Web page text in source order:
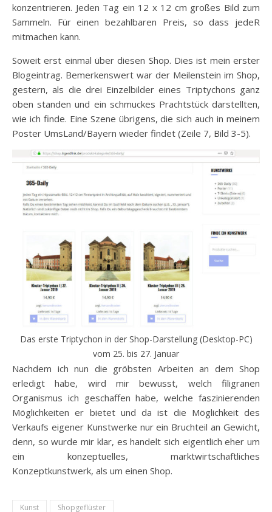
konzentrieren. Jeden Tag ein 12 x 12 cm großes Bild zum
Sammeln. Für einen bezahlbaren Preis, so dass jedeR
mitmachen kann.
Soweit erst einmal über diesen Shop. Dies ist mein erster
Blogeintrag. Bemerkenswert war der Meilenstein im Shop,
gestern, als die drei Einzelbilder eines Triptychons ganz
oben standen und ein schmuckes Prachtstück darstellten,
wie ich finde. Eine Szene übrigens, die sich auch in meinem
Poster UmsLand/Bayern wieder findet (Zeile 7, Bild 3-5).
Das erste Triptychon in der Shop-Darstellung (Desktop-PC)
vom 25. bis 27. Januar
Nachdem ich nun die gröbsten Arbeiten an dem Shop
erledigt habe, wird mir bewusst, welch filigranen
Organismus ich geschaffen habe, welche faszinierenden
Möglichkeiten er bietet und da ist die Möglichkeit des
Verkaufs eigener Kunstwerke nur ein Bruchteil an Gewicht,
denn, so wurde mir klar, es handelt sich eigentlich eher um
ein konzeptuelles, marktwirtschaftliches
Konzeptkunstwerk, als um einen Shop.
Kunst Shopgeflüster